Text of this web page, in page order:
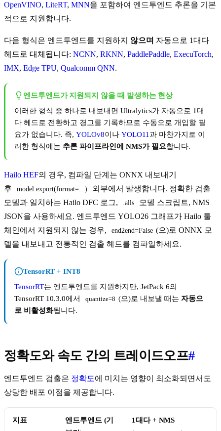
OpenVINO, LiteRT, MNN을 포함하여 엔드투엔드 추론을 기본
적으로 지원합니다.
다음 형식은 엔드투엔드를 지원하지 않으며 자동으로 1대다
헤드로 대체됩니다: NCNN, RKNN, PaddlePaddle, ExecuTorch,
IMX, Edge TPU, Qualcomm QNN.
엔드투엔드가 지원되지 않을 때 발생하는 현상
이러한 형식 중 하나로 내보내면 Ultralytics가 자동으로 1대
다 헤드로 전환하고 경고를 기록하므로 수동으로 개입할 필
요가 없습니다. 즉, YOLOv8이나 YOLO11과 마찬가지로 이
러한 형식에는 추론 파이프라인에 NMS가 필요합니다.
Hailo HEF의 경우, 컴파일 단계는 ONNX 내보내기
후
model.export(format=...)
외부에서 발생합니다. 정확한 검출
모델과 일치하는 Hailo DFC 로그,
.alls
모델 스크립트, NMS
JSON을 사용하세요. 엔드투엔드 YOLO26 그래프가 Hailo 툴
체인에서 지원되지 않는 경우,
end2end=False (으)로 ONNX 모
델을 내보내고 전통적인 검출 헤드를 컴파일하세요.
TensorRT + INT8
TensorRT는 엔드투엔드를 지원하지만, JetPack 6의
TensorRT 10.3.0에서
quantize=8 (으)로 내보낼 때는 자동으
로 비활성화됩니다.
정확도와 속도 간의 트레이드오프#
엔드투엔드 검출은 정확도에 미치는 영향이 최소화되면서도
상당한 배포 이점을 제공합니다.
지표
엔드투엔드 (기
1대다 + NMS